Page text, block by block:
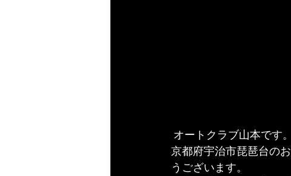
オートクラブ山本です。
京都府宇治市琵琶台の
うございます。